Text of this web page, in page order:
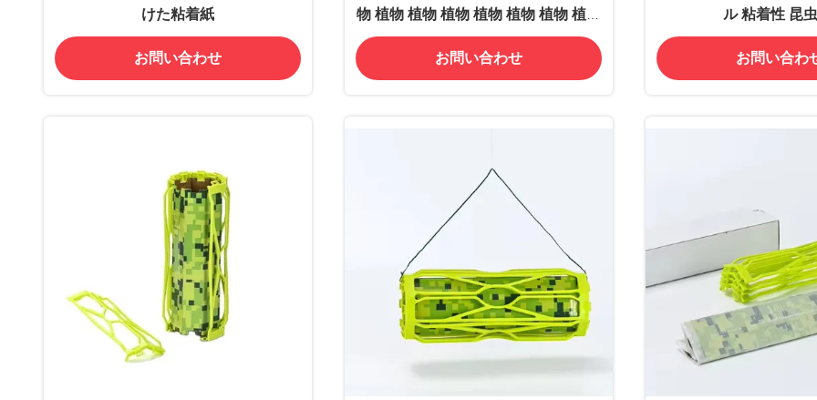
けた粘着紙
お問い合わせ
物 植物 植物 植物 植物 植物 植物 植物
植物 植物 植物 植物 植物 植物 植物 植
物 植物 植物 植物 植物 植物 植物 植物
植物 植物 植物 植物 植物 植物 植物 植
植物 植物 植物 植物 植物 植物 植物 植
物 植物 植物 植物 植物 植物 植物 植物
植物 植物 植物 植物 植物 植物 植物 植
物 植物 植物 植物 植物 植物 植物 植物
植物 植物 植物 植物 植物 植物 植物 植
物 植物 植物 植物 植物 植物 植物 植物
植物 植物 植物 植物 植物 植物 植物 植
物 植物 植物 植物 植物 植物 植物 植物
植物 植物 植物 植物 植物 植物 植物
お問い合わせ
ル 粘着性 昆
お問い合わ